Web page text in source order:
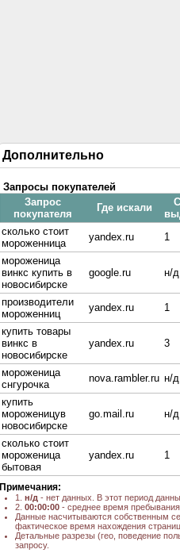
Дополнительно
Запросы покупателей
Запрос
покупателя
Где искали
сколько стоит
мороженница
yandex.ru
1
мороженица
винкс купить в
новосибирске
google.ru н/д
производители
мороженниц
yandex.ru
1
купить товары
винкс в
новосибирске
yandex.ru 3
мороженица
снгурочка
nova.rambler.ru н/д
купить
мороженицув
новосибирске
go.mail.ru н/д
сколько стоит
мороженица
бытовая
yandex.ru 1
Примечания:
1. н/д - нет данных. В этот период
2. 00:00:00 - среднее время
Данные насчитываются собственным
фактическое время нахождения
Детальные разрезы (гео, поведение
запросу.